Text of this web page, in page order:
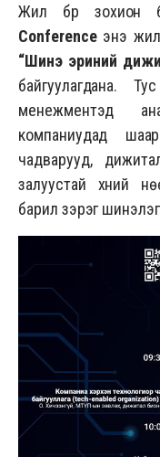
Жил бүр зохион
Conferenceэнэ жил
“Шинэ эриний
байгуулагдана.
менежментэд
компаниудад
чадварууд,
залуустай хүний
барил зэрэг